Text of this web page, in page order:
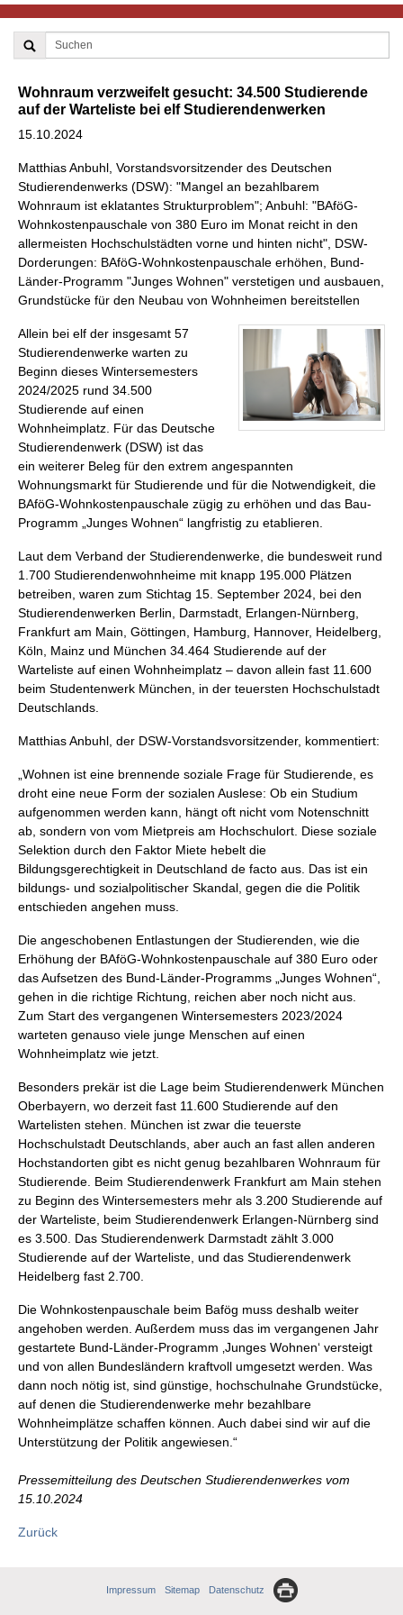
Wohnraum verzweifelt gesucht: 34.500 Studierende
auf der Warteliste bei elf Studierendenwerken
15.10.2024
Matthias Anbuhl, Vorstandsvorsitzender des Deutschen
Studierendenwerks (DSW): "Mangel an bezahlbarem
Wohnraum ist eklatantes Strukturproblem"; Anbuhl: "BAföG-
Wohnkostenpauschale von 380 Euro im Monat reicht in den
allermeisten Hochschulstädten vorne und hinten nicht", DSW-
Dorderungen: BAföG-Wohnkostenpauschale erhöhen, Bund-
Länder-Programm "Junges Wohnen" verstetigen und ausbauen,
Grundstücke für den Neubau von Wohnheimen bereitstellen
Allein bei elf der insgesamt 57
Studierendenwerke warten zu
Beginn dieses Wintersemesters
2024/2025 rund 34.500
Studierende auf einen
Wohnheimplatz. Für das Deutsche
Studierendenwerk (DSW) ist das
ein weiterer Beleg für den extrem angespannten
Wohnungsmarkt für Studierende und für die Notwendigkeit, die
BAföG-Wohnkostenpauschale zügig zu erhöhen und das Bau-
Programm „Junges Wohnen“ langfristig zu etablieren.
Laut dem Verband der Studierendenwerke, die bundesweit rund
1.700 Studierendenwohnheime mit knapp 195.000 Plätzen
betreiben, waren zum Stichtag 15. September 2024, bei den
Studierendenwerken Berlin, Darmstadt, Erlangen-Nürnberg,
Frankfurt am Main, Göttingen, Hamburg, Hannover, Heidelberg,
Köln, Mainz und München 34.464 Studierende auf der
Warteliste auf einen Wohnheimplatz – davon allein fast 11.600
beim Studentenwerk München, in der teuersten Hochschulstadt
Deutschlands.
Matthias Anbuhl, der DSW-Vorstandsvorsitzender, kommentiert:
„Wohnen ist eine brennende soziale Frage für Studierende, es
droht eine neue Form der sozialen Auslese: Ob ein Studium
aufgenommen werden kann, hängt oft nicht vom Notenschnitt
ab, sondern von vom Mietpreis am Hochschulort. Diese soziale
Selektion durch den Faktor Miete hebelt die
Bildungsgerechtigkeit in Deutschland de facto aus. Das ist ein
bildungs- und sozialpolitischer Skandal, gegen die die Politik
entschieden angehen muss.
Die angeschobenen Entlastungen der Studierenden, wie die
Erhöhung der BAföG-Wohnkostenpauschale auf 380 Euro oder
das Aufsetzen des Bund-Länder-Programms „Junges Wohnen“,
gehen in die richtige Richtung, reichen aber noch nicht aus.
Zum Start des vergangenen Wintersemesters 2023/2024
warteten genauso viele junge Menschen auf einen
Wohnheimplatz wie jetzt.
Besonders prekär ist die Lage beim Studierendenwerk München
Oberbayern, wo derzeit fast 11.600 Studierende auf den
Wartelisten stehen. München ist zwar die teuerste
Hochschulstadt Deutschlands, aber auch an fast allen anderen
Hochstandorten gibt es nicht genug bezahlbaren Wohnraum für
Studierende. Beim Studierendenwerk Frankfurt am Main stehen
zu Beginn des Wintersemesters mehr als 3.200 Studierende auf
der Warteliste, beim Studierendenwerk Erlangen-Nürnberg sind
es 3.500. Das Studierendenwerk Darmstadt zählt 3.000
Studierende auf der Warteliste, und das Studierendenwerk
Heidelberg fast 2.700.
Die Wohnkostenpauschale beim Bafög muss deshalb weiter
angehoben werden. Außerdem muss das im vergangenen Jahr
gestartete Bund-Länder-Programm ‚Junges Wohnen‘ versteigt
und von allen Bundesländern kraftvoll umgesetzt werden. Was
dann noch nötig ist, sind günstige, hochschulnahe Grundstücke,
auf denen die Studierendenwerke mehr bezahlbare
Wohnheimplätze schaffen können. Auch dabei sind wir auf die
Unterstützung der Politik angewiesen.“
Pressemitteilung des Deutschen Studierendenwerkes vom
15.10.2024
Zurück
Impressum Sitemap Datenschutz